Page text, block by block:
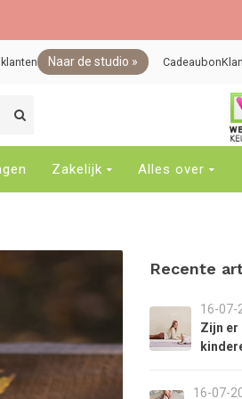
Naar de studio » Cadeaubon
neer
beschikbaar
op
Zakelijk Alles over
Recente
16-07-
Zijn er
16-07-